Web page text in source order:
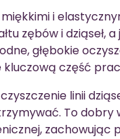
i
zębów i dziąseł,
głębokie
część
linii
To
zachowując